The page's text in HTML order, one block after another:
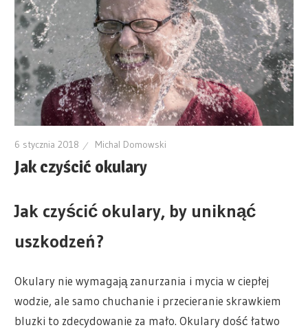
6 stycznia 2018 Michal Domowski
Jak czyścić okulary
Jak czyścić okulary, by uniknąć
uszkodzeń?
Okulary nie wymagają zanurzania i mycia w ciepłej
wodzie, ale samo chuchanie i przecieranie skrawkiem
bluzki to zdecydowanie za mało. Okulary dość łatwo